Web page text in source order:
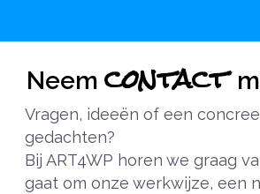
Neem contact
Vragen, ideeën of een
gedachten?
Bij ART4WP horen we graag
gaat om onze werkwijze, een